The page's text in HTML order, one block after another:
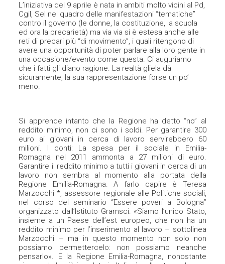
L’iniziativa del 9 aprile è nata in ambiti molto vicini al Pd,
Cgil, Sel nel quadro delle manifestazioni “tematiche”
contro il governo (le donne, la costituzione, la scuola
ed ora la precarietà) ma via via si è estesa anche alle
reti di precari più “di movimento”, i quali ritengono di
avere una opportunità di poter parlare alla loro gente in
una occasione/evento come questa. Ci auguriamo
che i fatti gli diano ragione. La realtà gliela dà
sicuramente, la sua rappresentazione forse un po’
meno.
Si apprende intanto che la Regione ha detto “no” al
reddito minimo, non ci sono i soldi. Per garantire 300
euro ai giovani in cerca di lavoro servirebbero 60
milioni. I conti: La spesa per il sociale in Emilia-
Romagna nel 2011 ammonta a 27 milioni di euro.
Garantire il reddito minimo a tutti i giovani in cerca di un
lavoro non sembra al momento alla portata della
Regione Emilia-Romagna. A farlo capire è Teresa
Marzocchi *, assessore regionale alle Politiche sociali,
nel corso del seminario “Essere poveri a Bologna”
organizzato dall’Istituto Gramsci. «Siamo l’unico Stato,
insieme a un Paese dell’est europeo, che non ha un
reddito minimo per l’inserimento al lavoro – sottolinea
Marzocchi – ma in questo momento non solo non
possiamo permettercelo: non possiamo neanche
pensarlo». E la Regione Emilia-Romagna, nonostante